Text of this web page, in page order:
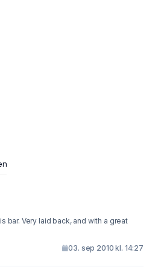
bar. Very laid back, and with a great
03. sep 2010 kl. 14:27